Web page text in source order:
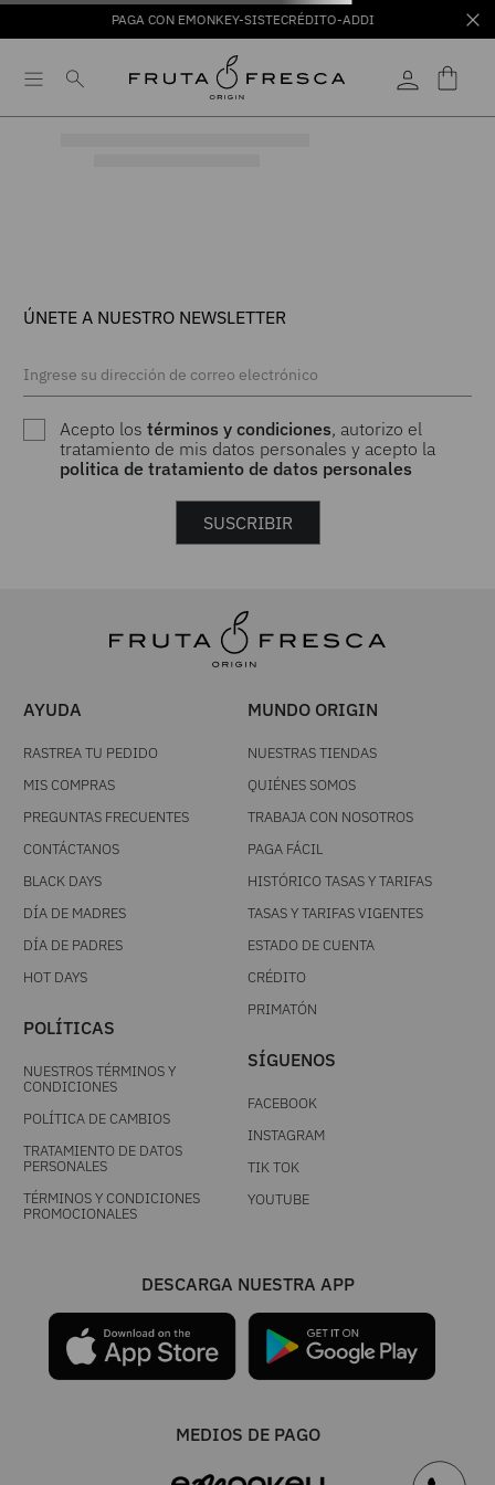
PAGA CON EMONKEY-SISTECRÉDITO-ADDI
ÚNETE A NUESTRO NEWSLETTER
Acepto lostérminos y condiciones, autorizo el
tratamiento de mis datos personales y acepto la
politica de tratamiento de datos personales
SUSCRIBIR
AYUDA
RASTREA TU PEDIDO
MIS COMPRAS
PREGUNTAS FRECUENTES
CONTÁCTANOS
BLACK DAYS
DÍA DE MADRES
DÍA DE PADRES
HOT DAYS
POLÍTICAS
NUESTROS TÉRMINOS Y
CONDICIONES
POLÍTICA DE CAMBIOS
TRATAMIENTO DE DATOS
PERSONALES
TÉRMINOS Y CONDICIONES
PROMOCIONALES
MUNDO ORIGIN
NUESTRAS TIENDAS
QUIÉNES SOMOS
TRABAJA CON NOSOTROS
PAGA FÁCIL
HISTÓRICO TASAS Y TARIFAS
TASAS Y TARIFAS VIGENTES
ESTADO DE CUENTA
CRÉDITO
PRIMATÓN
SÍGUENOS
FACEBOOK
INSTAGRAM
TIK TOK
YOUTUBE
DESCARGA NUESTRA APP
MEDIOS DE PAGO